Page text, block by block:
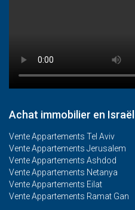
Achat immobilier en Israël
Vente Appartements Tel Aviv
Vente Appartements Jerusalem
Vente Appartements Ashdod
Vente Appartements Netanya
Vente Appartements Eilat
Vente Appartements Ramat Gan